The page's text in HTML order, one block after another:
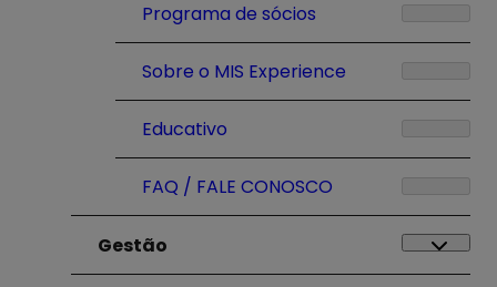
Programa de sócios
Sobre o MIS Experience
Educativo
FAQ / FALE CONOSCO
Gestão